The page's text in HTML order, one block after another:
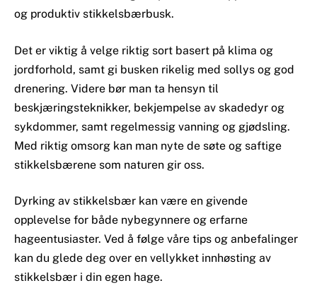
og produktiv stikkelsbærbusk.
Det er viktig å velge riktig sort basert på klima og
jordforhold, samt gi busken rikelig med sollys og god
drenering. Videre bør man ta hensyn til
beskjæringsteknikker, bekjempelse av skadedyr og
sykdommer, samt regelmessig vanning og gjødsling.
Med riktig omsorg kan man nyte de søte og saftige
stikkelsbærene som naturen gir oss.
Dyrking av stikkelsbær kan være en givende
opplevelse for både nybegynnere og erfarne
hageentusiaster. Ved å følge våre tips og anbefalinger
kan du glede deg over en vellykket innhøsting av
stikkelsbær i din egen hage.